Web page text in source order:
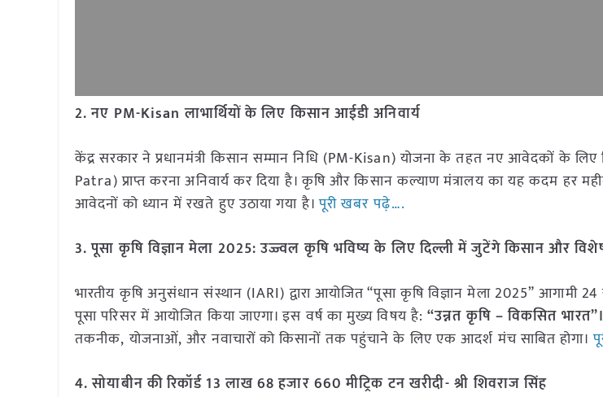
2. नए PM-Kisan लाभार्थियों के लिए किसान आईडी अनिवार्य
केंद्र सरकार ने प्रधानमंत्री किसान सम्मान निधि (PM-Kisan) योजना के तहत नए आवेदकों के
Patra) प्राप्त करना अनिवार्य कर दिया है। कृषि और किसान कल्याण मंत्रालय का यह कदम
आवेदनों को ध्यान में रखते हुए उठाया गया है।पूरी खबर पढ़े….
3. पूसा कृषि विज्ञान मेला 2025: उज्ज्वल कृषि भविष्य के लिए दिल्ली में जुटेंगे किसान और
भारतीय कृषि अनुसंधान संस्थान (IARI) द्वारा आयोजित “पूसा कृषि विज्ञान मेला 2025” आगामी
पूसा परिसर में आयोजित किया जाएगा। इस वर्ष का मुख्य विषय है:“उन्नत कृषि – विकसित
तकनीक, योजनाओं, और नवाचारों को किसानों तक पहुंचाने के लिए एक आदर्श मंच साबित होगा।
4. सोयाबीन की रिकॉर्ड 13 लाख 68 हजार 660 मीट्रिक टन खरीदी- श्री शिवराज सिंह